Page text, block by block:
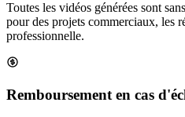
Toutes les vidéos générées sont
pour des projets commerciaux, les
professionnelle.
Remboursement en cas